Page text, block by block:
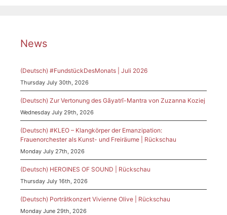
News
(Deutsch) #FundstückDesMonats | Juli 2026
Thursday July 30th, 2026
(Deutsch) Zur Vertonung des Gāyatrī-Mantra von Zuzanna Koziej
Wednesday July 29th, 2026
(Deutsch) #KLEO – Klangkörper der Emanzipation:
Frauenorchester als Kunst- und Freiräume | Rückschau
Monday July 27th, 2026
(Deutsch) HEROINES OF SOUND | Rückschau
Thursday July 16th, 2026
(Deutsch) Porträtkonzert Vivienne Olive | Rückschau
Monday June 29th, 2026